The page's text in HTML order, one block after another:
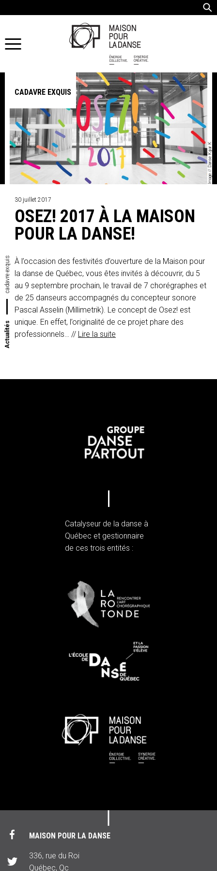
Image // Danse K par K
CADAVRE EXQUIS
30 juillet 2017
OSEZ! 2017 À LA MAISON
POUR LA DANSE!
Actualités
cadavre exquis À l’occasion des festivités d’ouverture de la Maison pour
la danse de Québec, vous êtes invités à découvrir, du 5
au 9 septembre prochain, le travail de 7 chorégraphes et
de 25 danseurs accompagnés du concepteur sonore
Pascal Asselin (Millimetrik). Le concept de Osez! est
unique. En effet, l’originalité de ce projet phare des
professionnels… // Lire la suite
Catalyseur de la danse à
Québec et gestionnaire
de ces trois entités :
MAISON POUR LA DANSE
336, rue du Roi
Québec, Qc